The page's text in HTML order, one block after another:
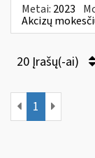
Metai: 2023
Akcizų
20 Įrašų(-ai)
1